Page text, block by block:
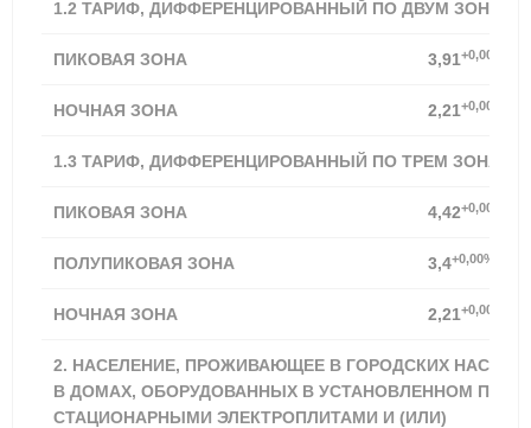
1.2 ТАРИФ, ДИФФЕРЕНЦИРОВАННЫЙ ПО ДВУМ ЗОНАМ
ПИКОВАЯ ЗОНА 3,91+0,00%
НОЧНАЯ ЗОНА 2,21+0,00%
1.3 ТАРИФ, ДИФФЕРЕНЦИРОВАННЫЙ ПО ТРЕМ ЗОНАМ
ПИКОВАЯ ЗОНА 4,42+0,00%
ПОЛУПИКОВАЯ ЗОНА 3,4+0,00%
НОЧНАЯ ЗОНА 2,21+0,00%
2. НАСЕЛЕНИЕ, ПРОЖИВАЮЩЕЕ В ГОРОДСКИХ
В ДОМАХ, ОБОРУДОВАННЫХ В УСТАНОВЛЕННОМ
СТАЦИОНАРНЫМИ ЭЛЕКТРОПЛИТАМИ И (ИЛИ)